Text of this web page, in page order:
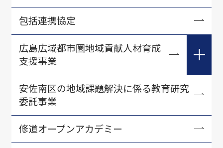
包括連携協定
広島広域都市圏地域貢献人材育成
支援事業
2021年度広島広域都市圏地域貢献人材育成支援事業
安佐南区の地域課題解決に係る教育研究
委託事業
修道オープンアカデミー